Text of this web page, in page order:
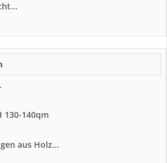
130-140qm
aus Holz...